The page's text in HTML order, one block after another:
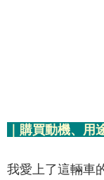
｜購買動機、用
我愛上了這輛車